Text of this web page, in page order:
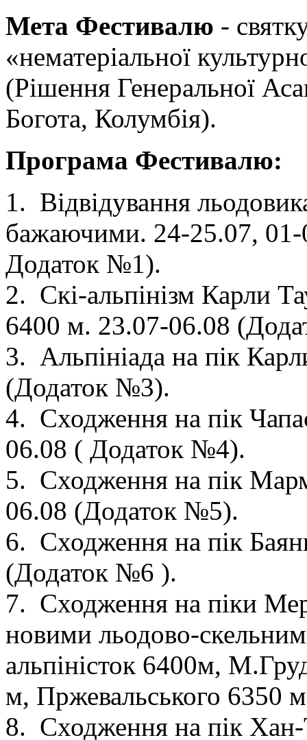
Мета Фестивалю -
«нематеріальної
(Рішення Генеральної
Богота, Колумбія).
Програма Фестивалю:
1. Відвідування
бажаючими. 24-25.07, 01-
Додаток №1).
2. Скі-альпінізм Карли
6400 м. 23.07-06.08
3. Альпініада на пік
(Додаток №3).
4. Сходження на пік
06.08 ( Додаток №4).
5. Сходження на пік
06.08 (Додаток №5).
6. Сходження на пік
(Додаток №6 ).
7. Сходження на піки
новими льодово-
альпіністок 6400м,
м, Пржевальського 6350
8. Сходження на пік Хан-